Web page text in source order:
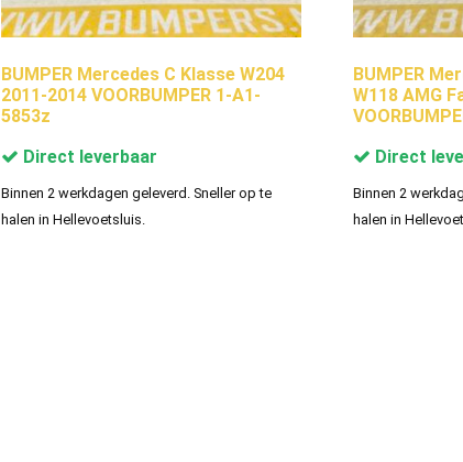
BUMPER Mercedes C Klasse W204
2011-2014 VOORBUMPER 1-A1-
5853z
Direct leverbaar
Binnen 2 werkdagen geleverd. Sneller op te
halen in Hellevoetsluis.
BUMPER
W118 AMG
Direct
Binnen 2
halen in